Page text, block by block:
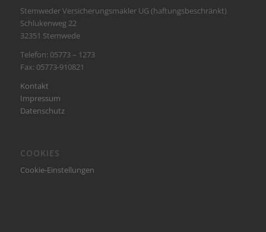
Stemweder Versicherungsmakler UG (haftungsbeschränkt)
Schlukenweg 22
32351 Stemwede
Telefon: 05773 – 1273
Fax: 05773-910821
Kontakt
Impressum
Datenschutz
COOKIES
Cookie-Einstellungen